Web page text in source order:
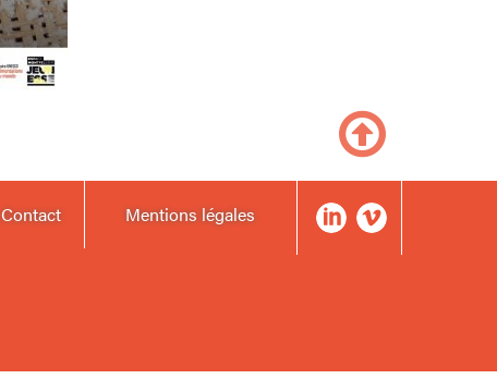
Contact Mentions légales